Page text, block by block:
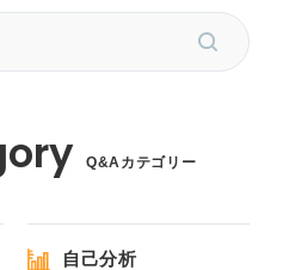
Q&Aカテゴリー
自己分析